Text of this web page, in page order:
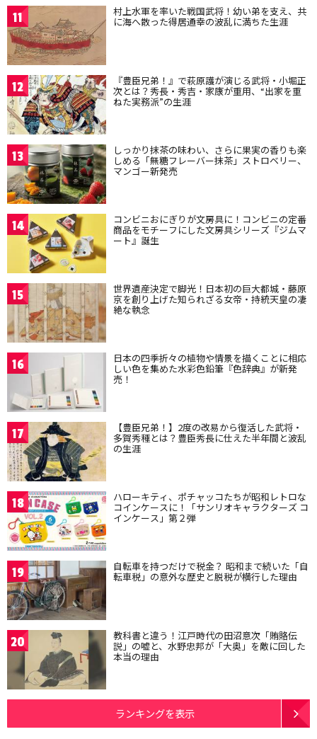
11 村上水軍を率いた戦国武将！幼い弟を支え、共
に海へ散った得居通幸の波乱に満ちた生涯
12 『豊臣兄弟！』で萩原護が演じる武将・小堀正
次とは？秀長・秀吉・家康が重用、“出家を重
ねた実務派”の生涯
13 しっかり抹茶の味わい、さらに果実の香りも楽
しめる「無糖フレーバー抹茶」ストロベリー、
マンゴー新発売
14 コンビニおにぎりが文房具に！コンビニの定番
商品をモチーフにした文房具シリーズ『ジムマ
ート』誕生
15 世界遺産決定で脚光！日本初の巨大都城・藤原
京を創り上げた知られざる女帝・持統天皇の凄
絶な執念
16 日本の四季折々の植物や情景を描くことに相応
しい色を集めた水彩色鉛筆『色辞典』が新発
売！
17 【豊臣兄弟！】2度の改易から復活した武将・
多賀秀種とは？豊臣秀長に仕えた半年間と波乱
の生涯
18 ハローキティ、ポチャッコたちが昭和レトロな
コインケースに！「サンリオキャラクターズ コ
インケース」第２弾
19 自転車を持つだけで税金？ 昭和まで続いた「自
転車税」の意外な歴史と脱税が横行した理由
20 教科書と違う！江戸時代の田沼意次「賄賂伝
説」の嘘と、水野忠邦が「大奥」を敵に回した
本当の理由
ランキングを表示